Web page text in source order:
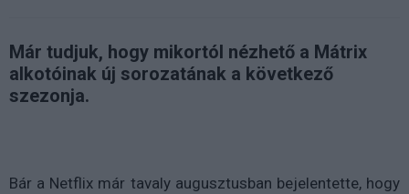
Már tudjuk, hogy mikortól nézhető a Mátrix
alkotóinak új sorozatának a következő
szezonja.
Bár a Netflix már tavaly augusztusban bejelentette, hogy